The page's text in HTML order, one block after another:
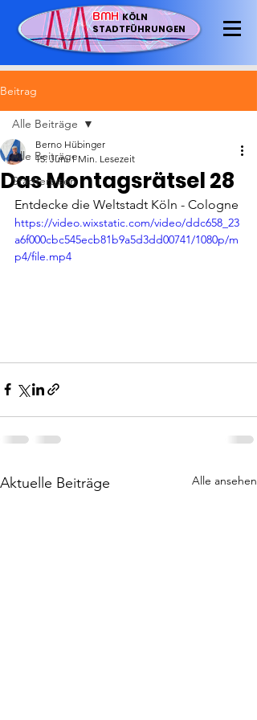
BMH KÖLN
STADTFÜHRUNGEN
Beitrag
Alle Beiträge
Städtereisen
Alle Beiträge
Das Montagsrätsel 28
Berno Hübinger
15. Juni 1 Min. Lesezeit
Entdecke die Weltstadt Köln - Cologne
https://video.wixstatic.com/video/ddc658_23
a6f000cbc545ecb81b9a5d3dd00741/1080p/m
p4/file.mp4
Aktuelle Beiträge Alle ansehen